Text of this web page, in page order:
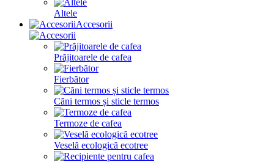
Altele
Accesorii
Prăjitoarele de cafea
Fierbător
Căni termos și sticle termos
Termoze de cafea
Veselă ecologică ecotree